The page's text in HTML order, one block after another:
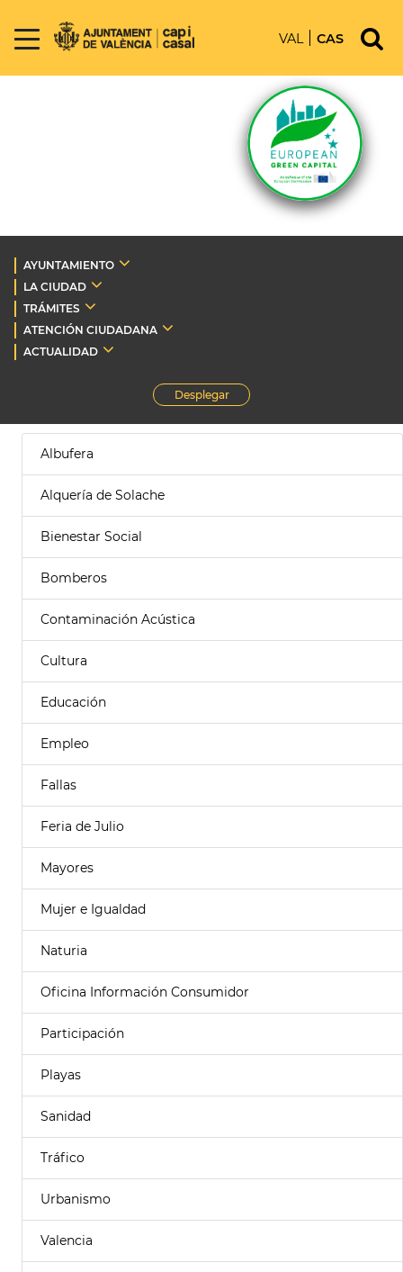
VAL CAS
AYUNTAMIENTO
LA CIUDAD
TRÁMITES
ATENCIÓN CIUDADANA
ACTUALIDAD
Desplegar
Albufera
Alquería de Solache
Bienestar Social
Bomberos
Contaminación Acústica
Cultura
Educación
Empleo
Fallas
Feria de Julio
Mayores
Mujer e Igualdad
Naturia
Oficina Información Consumidor
Participación
Playas
Sanidad
Tráfico
Urbanismo
Valencia